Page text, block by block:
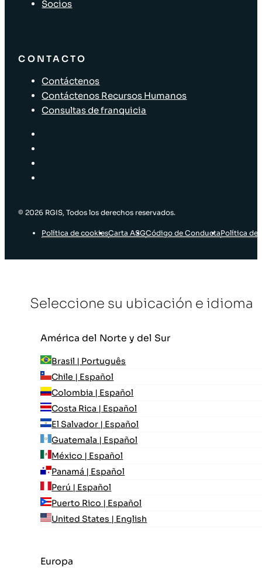
Socios
CONTACTO
Contáctenos
Contáctenos Recursos Humanos
Consultas de franquicia
© 2026 RGIS, Todos los derechos reservados.
Política de cookiesCarta ASGCódigo de ConductaPolítica de
Seleccione su ubicación e idioma
América del Norte y del Sur
Brasil | Português
Chile | Español
Colombia | Español
Costa Rica | Español
El Salvador | Español
Guatemala | Español
México | Español
Panamá | Español
Perú | Español
Puerto Rico | Español
United States | English
Europa